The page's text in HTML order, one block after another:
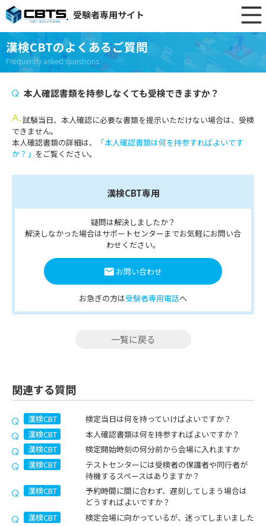
受験者専用サイト
漢検CBTのよくあるご質問
Frequently asked questions
本人確認書類を持参しなくても受検できますか？
試験当日、本人確認に必要な書類を提示いただけない場合は、受検
できません。
本人確認書類の詳細は、
「本人確認書類は何を持参すればよいです
か？」 をご覧ください。
漢検CBT専用
疑問は解決しましたか？
解決しなかった場合はサポートセンターまでお気軽にお問い合
わせください。
お問い合わせ
お急ぎの方は受験者専用電話へ
一覧に戻る
関連する質問
漢検CBT
検定当日は何を持っていけばよいですか？
漢検CBT
本人確認書類は何を持参すればよいですか？
漢検CBT
検定開始時刻の何分前から会場に入れますか
漢検CBT
テストセンターには受検者の保護者や同行者が
待機するスペースはありますか？
漢検CBT
予約時間に間に合わず、遅刻してしまう場合は
どうすればよいですか？
漢検CBT
検定会場に向かっているが、迷ってしまいました